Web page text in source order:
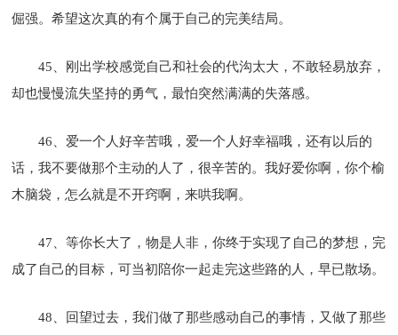
倔强。希望这次真的有个属于自己的完美结局。
45、刚出学校感觉自己和社会的代沟太大，不敢轻易放弃，
却也慢慢流失坚持的勇气，最怕突然满满的失落感。
46、爱一个人好辛苦哦，爱一个人好幸福哦，还有以后的
话，我不要做那个主动的人了，很辛苦的。我好爱你啊，你个榆
木脑袋，怎么就是不开窍啊，来哄我啊。
47、等你长大了，物是人非，你终于实现了自己的梦想，完
成了自己的目标，可当初陪你一起走完这些路的人，早已散场。
48、回望过去，我们做了那些感动自己的事情，又做了那些